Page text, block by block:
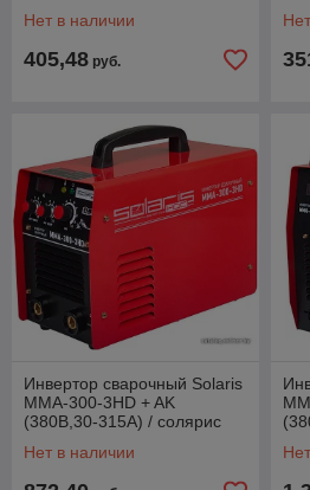
Нет в наличии
405,48 руб.
Инвертор сварочный Solaris
MMA-300-3HD + AK
(380В,30-315А) / солярис
Нет в наличии